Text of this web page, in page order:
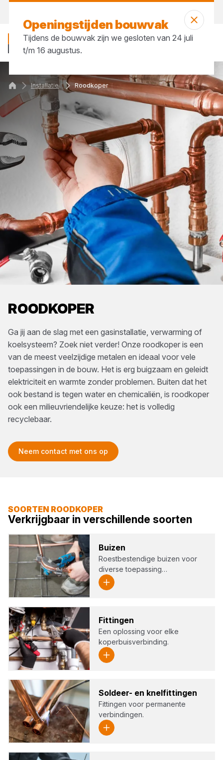
ROODKOPER
Ga jij aan de slag met een gasinstallatie, verwarming of
koelsysteem? Zoek niet verder! Onze roodkoper is een
van de meest veelzijdige metalen en ideaal voor vele
toepassingen in de bouw. Het is erg buigzaam en geleidt
elektriciteit en warmte zonder problemen. Buiten dat het
ook bestand is tegen water en chemicaliën, is roodkoper
ook een milieuvriendelijke keuze: het is volledig
recyclebaar.
Neem contact met ons op
Installatie Roodkoper
SOORTEN ROODKOPER
Verkrijgbaar in verschillende soorten
Bui­zen
Roestbestendige buizen voor
diverse toepassing…
Fit­tin­gen
Een oplossing voor elke
koperbuisverbinding.
Sol­deer- en knel­fit­tin­gen
Fittingen voor permanente
verbindingen.
Openingstijden bouwvak
Tijdens de bouwvak zijn we gesloten van 24 juli
t/m 16 augustus.